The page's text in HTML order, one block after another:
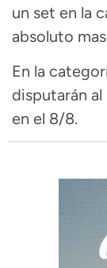
un set en la
absoluto
En la
disputarán
en el 8/8.